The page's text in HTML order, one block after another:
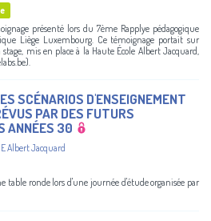
présenté lors du 7ème Rapplye pédagogique
Liège Luxembourg. Ce témoignage portait sur
mis en place à la Haute École Albert Jacquard,
SCÉNARIOS D'ENSEIGNEMENT
PAR DES FUTURS
ANNÉES 30
Albert Jacquard
table ronde lors d'une journée d'étude organisée par